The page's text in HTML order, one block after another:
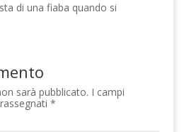
di una fiaba quando si
sarà pubblicato. I campi
*